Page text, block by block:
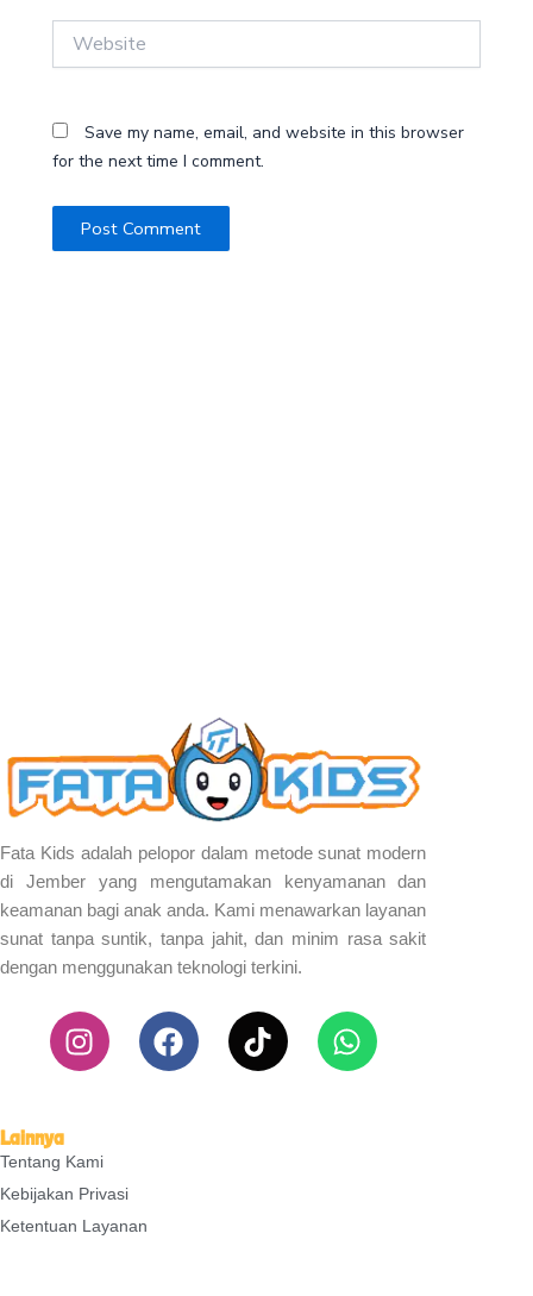
Save my name, email, and website in this browser
for the next time I comment.
Fata Kids adalah pelopor dalam metode sunat modern
di Jember yang mengutamakan kenyamanan dan
keamanan bagi anak anda. Kami menawarkan layanan
sunat tanpa suntik, tanpa jahit, dan minim rasa sakit
dengan menggunakan teknologi terkini.
I
n
s
g
r
a
F
a
c
T
i
k
W
h
a
Lainnya
Tentang Kami
Kebijakan Privasi
Ketentuan Layanan